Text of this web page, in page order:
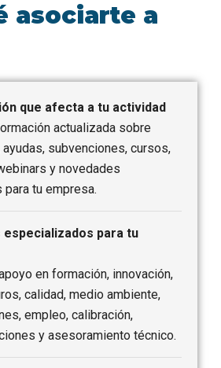
asociarte a
que afecta a tu actividad
actualizada sobre
ayudas, subvenciones, cursos,
y novedades
para tu empresa.
para tu
en formación, innovación,
calidad, medio ambiente,
empleo, calibración,
y asesoramiento técnico.